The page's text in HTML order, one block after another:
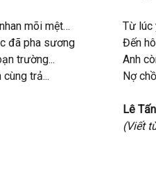
mõi mệt…
đã pha sương
trường...
trả...
Từ lúc
Đến
Anh
Nợ
Lê
(Viết